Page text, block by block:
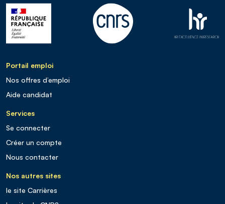
Portail emploi
Nos offres d’emploi
Aide candidat
Services
Se connecter
Créer un compte
Nous contacter
Nos autres sites
le site Carrières